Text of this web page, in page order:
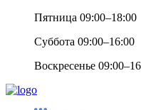
Пятница 09:00–18:00
Суббота 09:00–16:00
Воскресенье